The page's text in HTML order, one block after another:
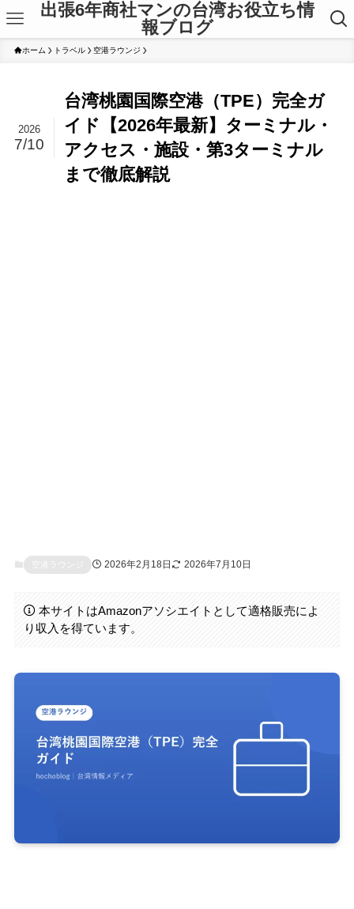
出張6年商社マンの台湾お役立ち情
報ブログ
ホーム トラベル 空港ラウンジ
台湾桃園国際空港（TPE）完全ガ
イド【2026年最新】ターミナル・
アクセス・施設・第3ターミナル
まで徹底解説
2026
7/10
空港ラウンジ 2026年2月18日 2026年7月10日
本サイトはAmazonアソシエイトとして適格販売によ
り収入を得ています。